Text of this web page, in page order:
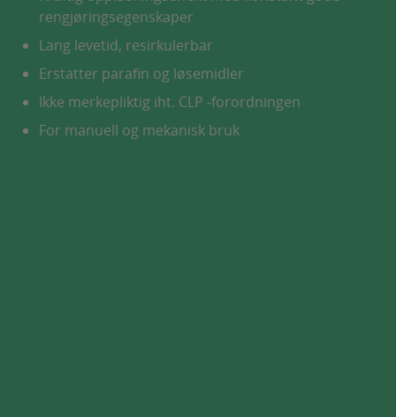
rengjøringsegenskaper
Lang levetid, resirkulerbar
Erstatter parafin og løsemidler
Ikke merkepliktig iht. CLP -forordningen
For manuell og mekanisk bruk